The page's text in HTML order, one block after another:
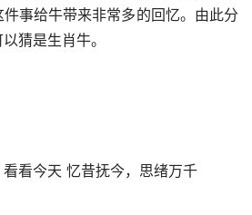
事给牛带来非常多的回忆。由此分
猜是生肖牛。
看看今天 忆昔抚今，思绪万千